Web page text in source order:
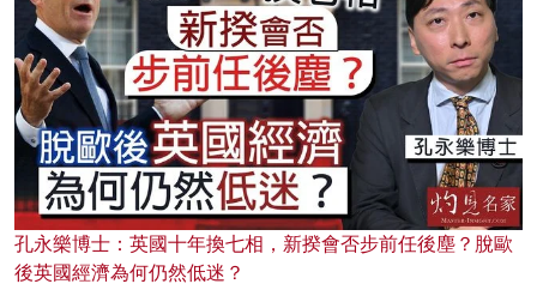
孔永樂博士：英國十年換七相，新揆會否步前任後塵？脫歐
後英國經濟為何仍然低迷？